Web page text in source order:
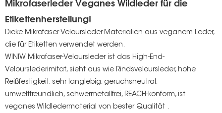
Mikrofaserleder Veganes Wildleder für die
Etikettenherstellung!
Dicke Mikrofaser-Veloursleder-Materialien aus veganem Leder,
die für Etiketten verwendet werden.
WINIW Mikrofaser-Veloursleder ist das High-End-
Velourslederimitat, sieht aus wie Rindsveloursleder, hohe
Reißfestigkeit, sehr langlebig, geruchsneutral,
umweltfreundlich, schwermetallfrei, REACH-konform, ist
veganes Wildledermaterial von bester Qualität .